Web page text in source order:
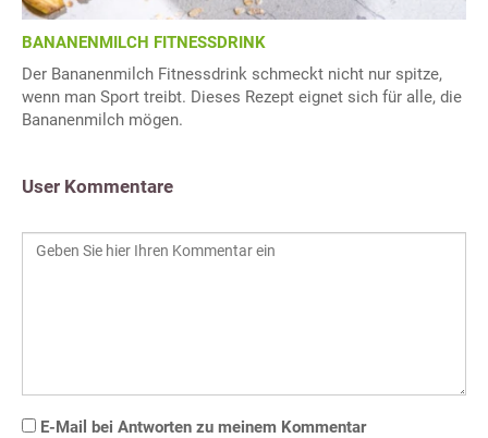
BANANENMILCH FITNESSDRINK
Der Bananenmilch Fitnessdrink schmeckt nicht nur spitze,
wenn man Sport treibt. Dieses Rezept eignet sich für alle, die
Bananenmilch mögen.
User Kommentare
E-Mail bei Antworten zu meinem Kommentar